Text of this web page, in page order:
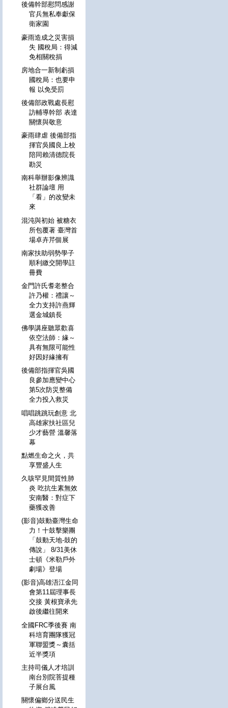
後備幹部慰問感謝
官兵無私奉獻保
衛家園
豪雨造成之災害損
失 國稅局：得減
免相關稅捐
房地合一新制虧損
國稅局：也要申
報 以免受罰
後備部政戰處長慰
訪輔導幹部 表達
關懷與敬意
豪雨肆虐 後備部指
揮官吳國良上校
陪同賴清德院長
勘災
南科舉辦影像辨識
社群論壇 用
「看」的改變未
來
混沌與初始 被糖衣
所包覆著 臺灣首
場卓卉芹個展
南家扶助弱勢學子
順利繳交開學註
冊費
金門許氏耆老整合
許乃權：禮讓～
全力支持許燕輝
選金城鎮長
佛學講座聽眾歡喜
依空法師：緣～
具有無限可能性
好因好緣擁有
後備部指揮官吳國
良參加應變中心
第5次防災整備
全力投入救災
唱唱跳跳玩創意 北
高雄家扶社區兒
少才藝營 溫馨落
幕
點燃生命之火，共
享豐盛人生
久咳罕見間質性肺
炎 吃抗生素無效
安南醫：對症下
藥獲改善
(影音)鼓動臺灣生命
力！十鼓擊樂團
「鼓動天地-鼓的
傳說」 8/31美休
士頓《米勒戶外
劇場》登場
(影音)高雄浯江金同
會第11屆理事長
交接 黃根寶承先
啟後繼往開來
全國FRC季後賽 南
科培育團隊獲冠
軍聯盟獎～囊括
近半獎項
主持司儀人才培訓
南台別院菩提種
子展台風
關懷偏鄉分送民生